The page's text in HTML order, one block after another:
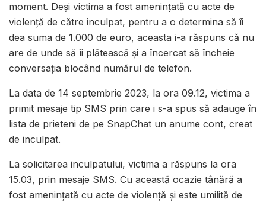
moment. Deși victima a fost amenințată cu acte de
violență de către inculpat, pentru a o determina să îi
dea suma de 1.000 de euro, aceasta i-a răspuns că nu
are de unde să îi plătească și a încercat să încheie
conversația blocând numărul de telefon.
La data de 14 septembrie 2023, la ora 09.12, victima a
primit mesaje tip SMS prin care i s-a spus să adauge în
lista de prieteni de pe SnapChat un anume cont, creat
de inculpat.
La solicitarea inculpatului, victima a răspuns la ora
15.03, prin mesaje SMS. Cu această ocazie tânără a
fost amenințată cu acte de violență și este umilită de